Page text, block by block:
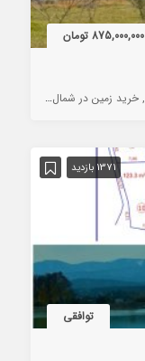
875,000,000 تومان
خرید زمین در شمال
1371 بازدید
توافقی